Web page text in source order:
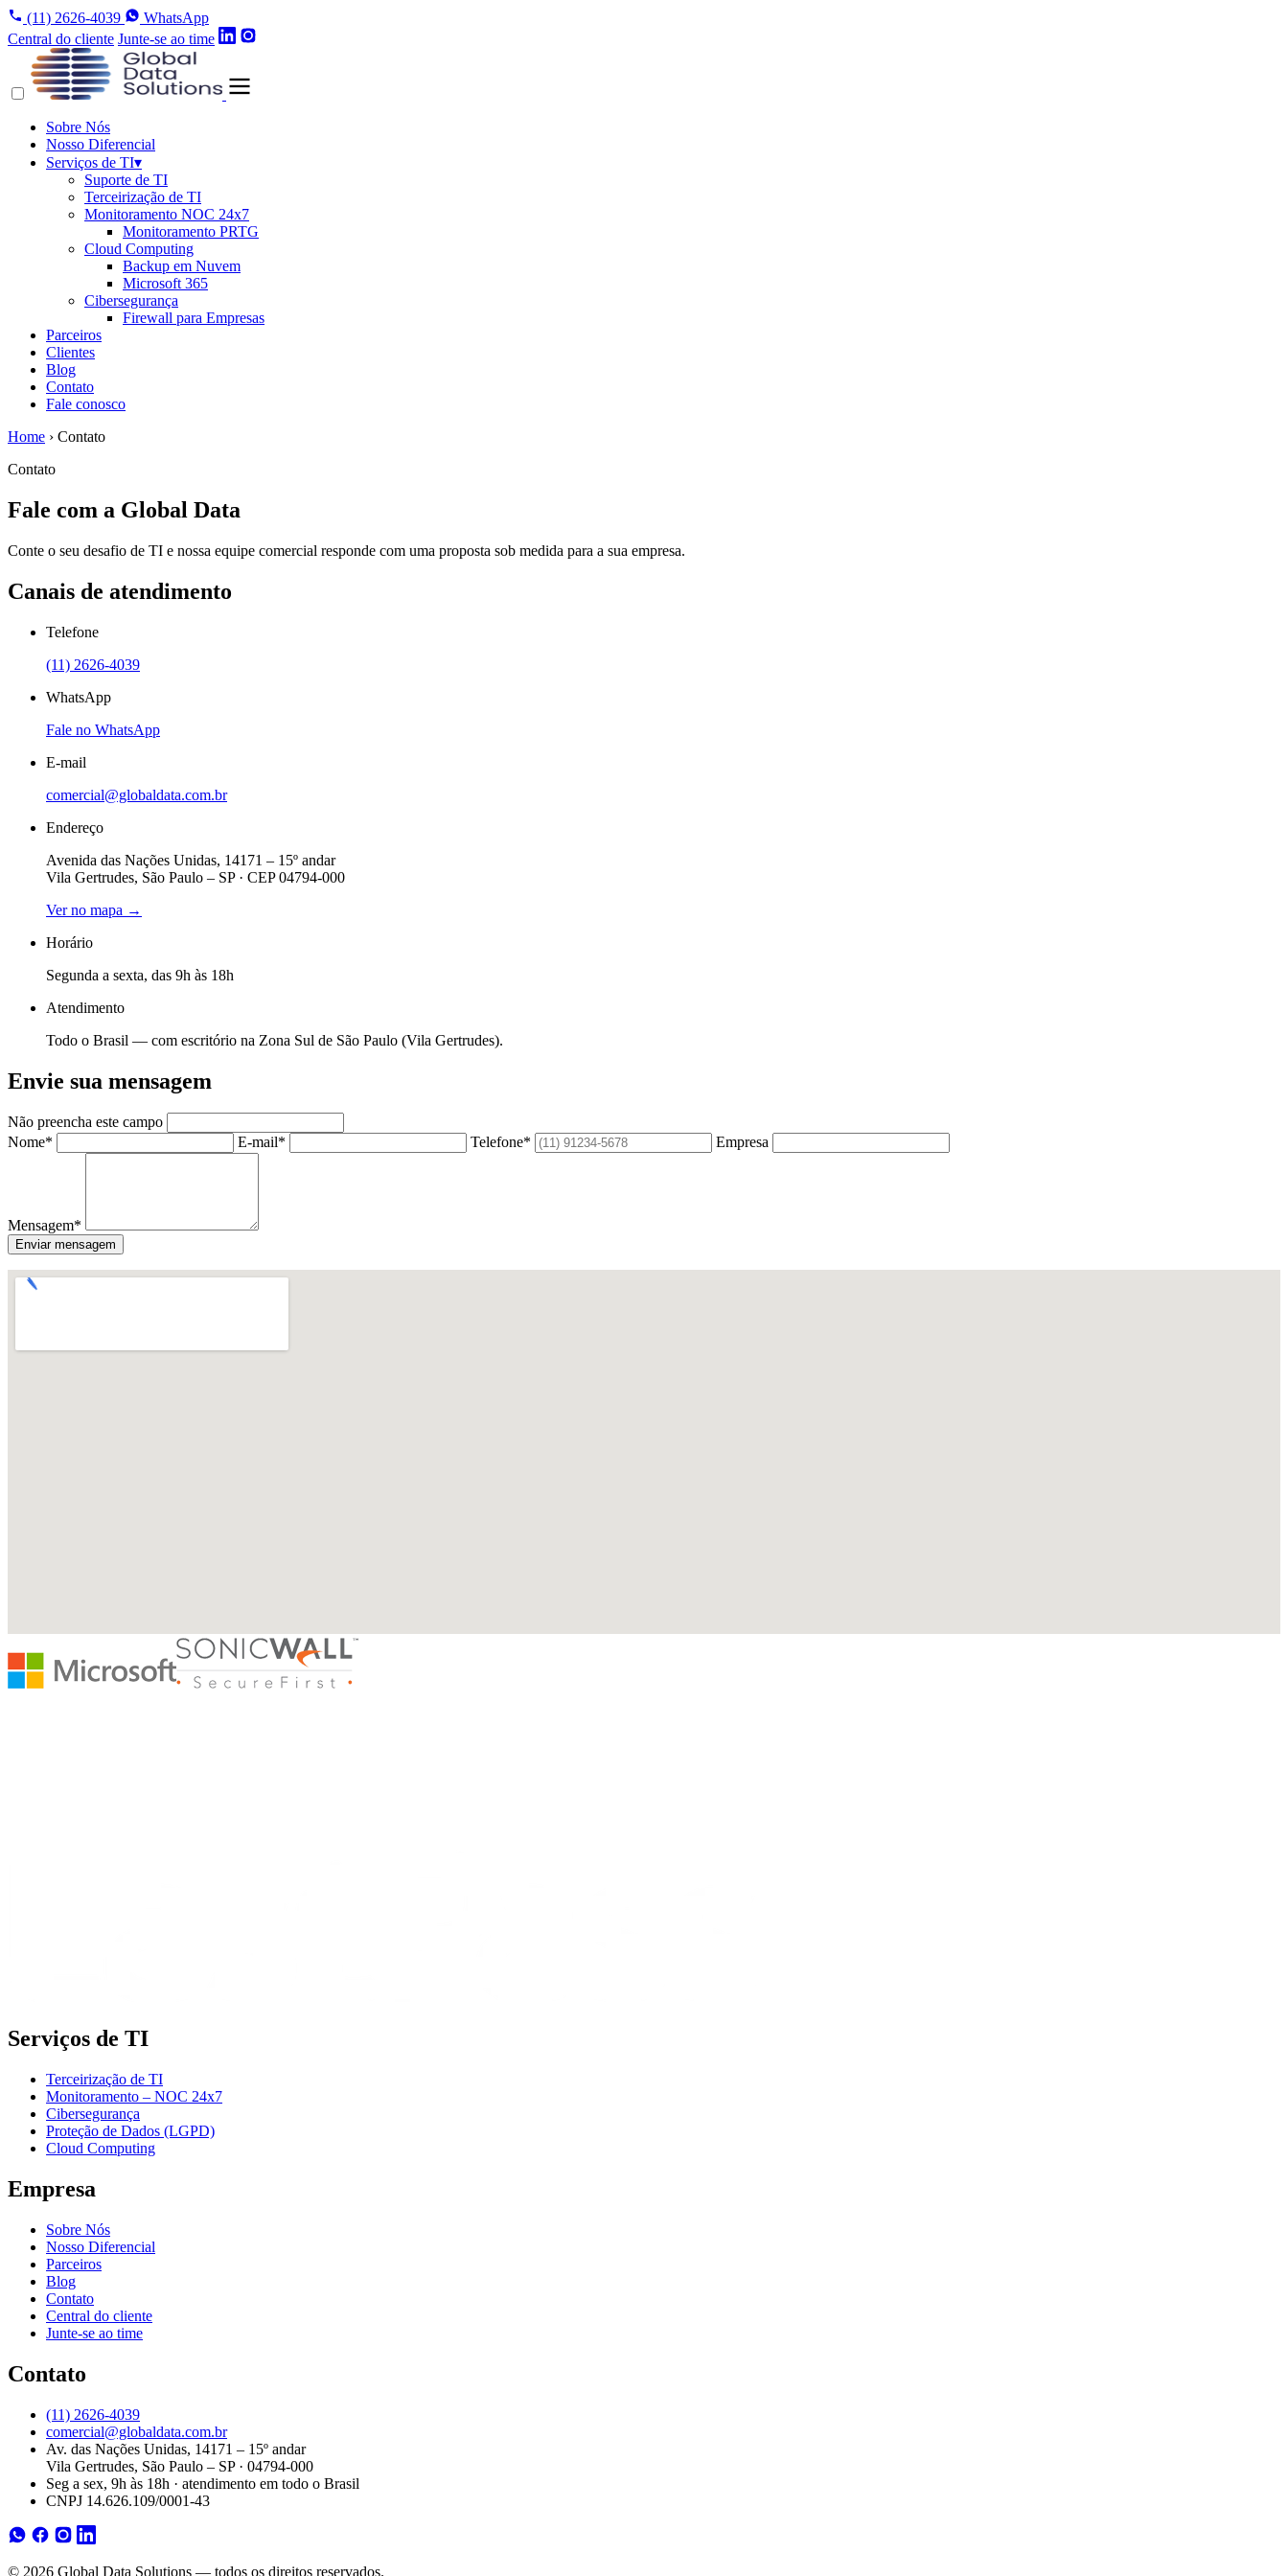
(11) 2626-4039
WhatsApp
Central do cliente Junte-se ao time
Sobre Nós
Nosso Diferencial
Serviços de TI▾
Suporte de TI
Terceirização de TI
Monitoramento NOC 24x7
Monitoramento PRTG
Cloud Computing
Backup em Nuvem
Microsoft 365
Cibersegurança
Firewall para Empresas
Parceiros
Clientes
Blog
Contato
Fale conosco
Home › Contato
Contato
Fale com a Global Data
Conte o seu desafio de TI e nossa equipe comercial responde com uma proposta sob medida para a sua empresa.
Canais de atendimento
Telefone
(11) 2626-4039
WhatsApp
Fale no WhatsApp
E-mail
comercial@globaldata.com.br
Endereço
Avenida das Nações Unidas, 14171 – 15º andar
Vila Gertrudes, São Paulo – SP · CEP 04794-000
Ver no mapa →
Horário
Segunda a sexta, das 9h às 18h
Atendimento
Todo o Brasil — com escritório na Zona Sul de São Paulo (Vila Gertrudes).
Envie sua mensagem
Não preencha este campo
Nome*
E-mail* Telefone* Empresa
Mensagem*
Enviar mensagem
Serviços de TI
Terceirização de TI
Monitoramento – NOC 24x7
Cibersegurança
Proteção de Dados (LGPD)
Cloud Computing
Empresa
Sobre Nós
Nosso Diferencial
Parceiros
Blog
Contato
Central do cliente
Junte-se ao time
Contato
(11) 2626-4039
comercial@globaldata.com.br
Av. das Nações Unidas, 14171 – 15º andar
Vila Gertrudes, São Paulo – SP · 04794-000
Seg a sex, 9h às 18h · atendimento em todo o Brasil
CNPJ 14.626.109/0001-43
© 2026 Global Data Solutions — todos os direitos reservados.